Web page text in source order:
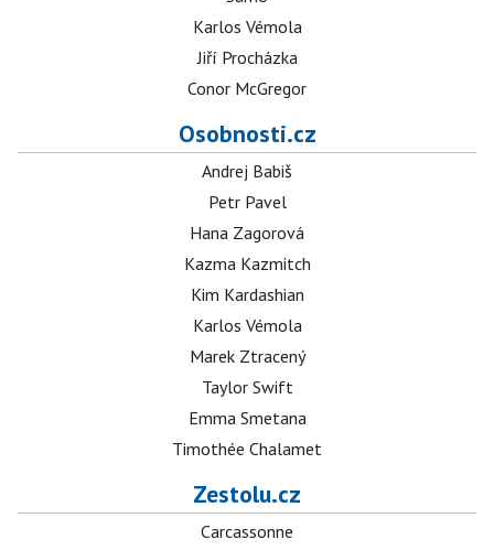
Karlos Vémola
Jiří Procházka
Conor McGregor
Osobnosti.cz
Andrej Babiš
Petr Pavel
Hana Zagorová
Kazma Kazmitch
Kim Kardashian
Karlos Vémola
Marek Ztracený
Taylor Swift
Emma Smetana
Timothée Chalamet
Zestolu.cz
Carcassonne